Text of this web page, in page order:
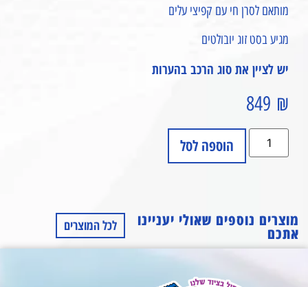
מותאם לסרן חי עם קפיצי עלים
מגיע בסט זוג יובולטים
יש לציין את סוג הרכב בהערות
849 ₪
הוספה לסל
מוצרים נוספים שאולי יעניינו
אתכם לכל המוצרים